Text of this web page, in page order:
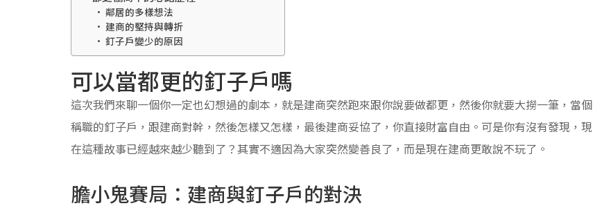
鄰居的多樣想法
建商的堅持與轉折
釘子戶變少的原因
可以當都更的釘子戶嗎
這次我們來聊一個你一定也幻想過的劇本，就是建商突然跑來跟你說要做都更，然後你就要大撈一筆，當個
稱職的釘子戶，跟建商對幹，然後怎樣又怎樣，最後建商妥協了，你直接財富自由。可是你有沒有發現，現
在這種故事已經越來越少聽到了？其實不適因為大家突然變善良了，而是現在建商更敢說不玩了。
膽小鬼賽局：建商與釘子戶的對決